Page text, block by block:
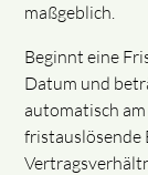
maßgeblich.
Beginnt eine
Datum und
automatisch
fristauslösende